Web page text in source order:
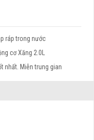
ráp trong nước
cơ Xăng 2.0L
nhất. Miễn trung gian